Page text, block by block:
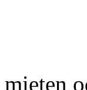
mieten